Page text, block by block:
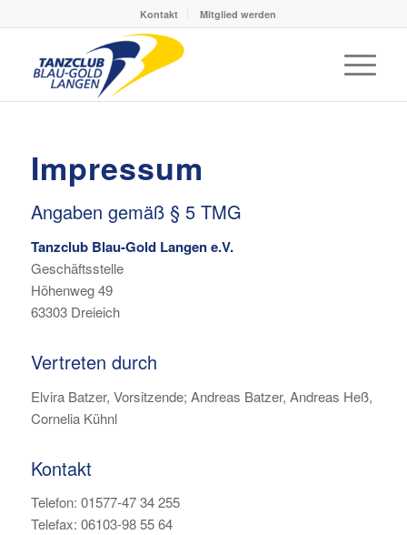
Kontakt Mitglied werden
Impressum
Angaben gemäß § 5 TMG
Tanzclub Blau-Gold Langen e.V.
Geschäftsstelle
Höhenweg 49
63303 Dreieich
Vertreten durch
Elvira Batzer, Vorsitzende; Andreas Batzer, Andreas Heß,
Cornelia Kühnl
Kontakt
Telefon: 01577-47 34 255
Telefax: 06103-98 55 64